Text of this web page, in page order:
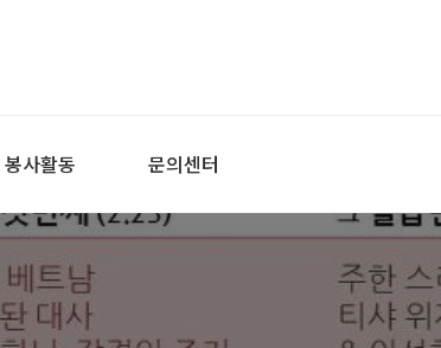
봉사활동 문의센터